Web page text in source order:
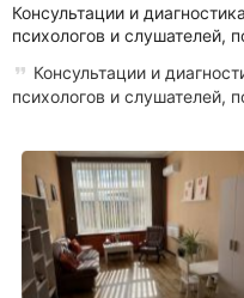
Консультации и
психологов и
Консультации и
психологов и